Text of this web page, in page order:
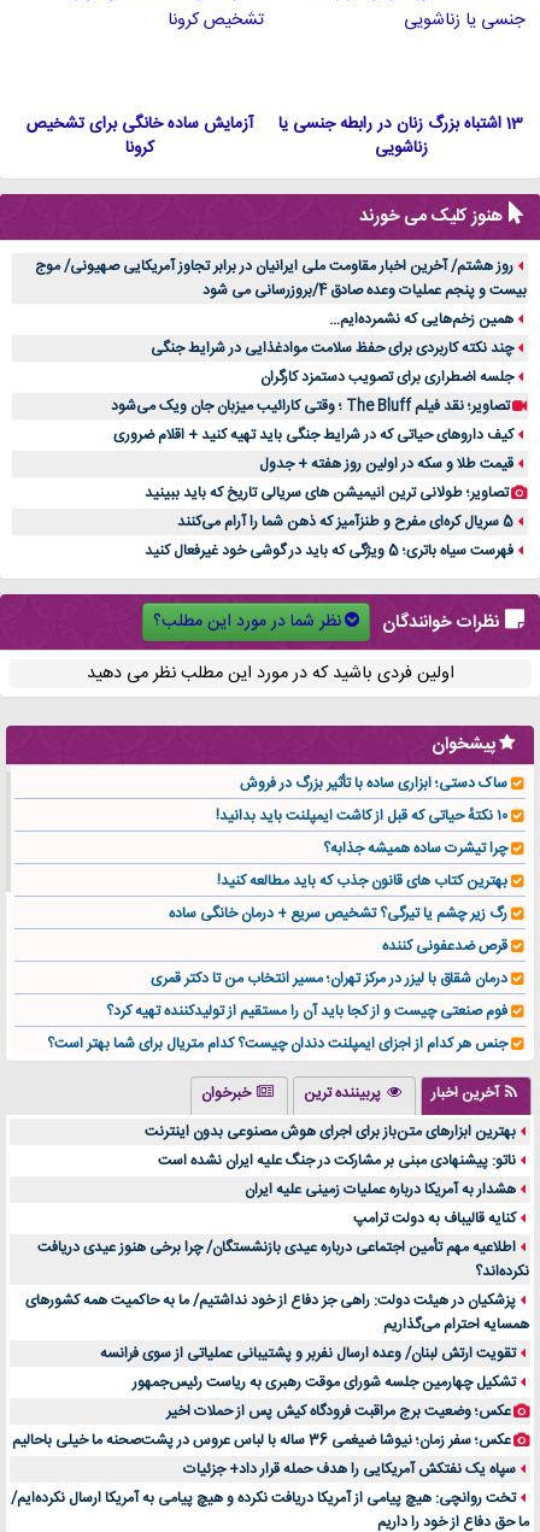
13 اشتباه بزرگ زنان در رابطه جنسی یا
زناشویی
آزمایش ساده خانگی برای تشخیص
کرونا
هنوز کلیک می خورند
روز هشتم/ آخرین اخبار مقاومت ملی ایرانیان در برابر تجاوز آمریکایی صهیونی/ موج
بیست و پنجم عملیات وعده صادق 4/بروزرسانی می شود
همین زخم‌هایی که نشمرده‌ایم...
چند نکته کاربردی برای حفظ سلامت موادغذایی در شرایط جنگی
جلسه اضطراری برای تصویب دستمزد کارگران
تصاویر؛ نقد فیلم The Bluff ؛ وقتی کارائیب میزبان جان ویک می‌شود
کیف داروهای حیاتی که در شرایط جنگی باید تهیه کنید + اقلام ضروری
قیمت طلا و سکه در اولین روز هفته + جدول
تصاویر؛ طولانی ترین انیمیشن های سریالی تاریخ که باید ببینید
5 سریال کره‌ای مفرح و طنزآمیز که ذهن شما را آرام می‌کنند
فهرست سیاه باتری؛ 5 ویژگی که باید در گوشی خود غیرفعال کنید
نظرات خوانندگان
نظر شما در مورد این مطلب؟
اولین فردی باشید که در مورد این مطلب نظر می دهید
پیشخوان
ساک دستی؛ ابزاری ساده با تأثیر بزرگ در فروش
۱۰ نکتهٔ حیاتی که قبل از کاشت ایمپلنت باید بدانید!
چرا تیشرت ساده همیشه جذابه؟
بهترین کتاب های قانون جذب که باید مطالعه کنید!
رگ زیر چشم یا تیرگی؟ تشخیص سریع + درمان خانگی ساده
قرص ضدعفونی کننده
درمان شقاق با لیزر در مرکز تهران؛ مسیر انتخاب من تا دکتر قمری
فوم صنعتی چیست و از کجا باید آن را مستقیم از تولیدکننده تهیه کرد؟
جنس هر کدام از اجزای ایمپلنت دندان چیست؟ کدام متریال برای شما بهتر است؟
تولید لیوان کاغذی یک کسب‌ و کار پر سود و رو‌ به‌ رشد در بازار ایران
درد زانو بعد از تمرین با تردمیل؟ شاید مشکل از این انتخاب باشد
آینده موسیقی هم‌اکنون در اینجاست
بهترین راه تبلیغات کلینیک زیبایی و افزایش مشتری کدام است؟
مقایسه قالب آسترا با وودمارت و فلت‌سام (فارسی)
خرید سمعک کارکرده یا دست دوم | نکات مهم قبل از تصمیم‌گیری
خرید و فروش قطعات سرور دست دوم در ماهان شبکه ایرانیان
اهمیت انتخاب بهترین وکیل در سعادت آباد برای پرونده‌های حساس و کلان
لیفتراک صفر؛ راهنمای جامع خرید، قیمت و فروش در ایران
راهنمای جامع بهترین کفش ورزشی برای دویدن و استفاده روزمره | بررسی ۱۲ مدل برتر
آخرین اخبار پربیننده ترین
خبرخوان
بهترین ابزارهای متن‌باز برای اجرای هوش مصنوعی بدون اینترنت
ناتو: پیشنهادی مبنی بر مشارکت در جنگ علیه ایران نشده است
هشدار به آمریکا درباره عملیات زمینی علیه ایران
کنایه قالیباف به دولت ترامپ
اطلاعیه مهم تأمین اجتماعی درباره عیدی بازنشستگان/ چرا برخی هنوز عیدی دریافت
نکرده‌اند؟
پزشکیان در هیئت دولت: راهی جز دفاع از خود نداشتیم/ ما به حاکمیت همه کشورهای
همسایه احترام می‌گذاریم
تقویت ارتش لبنان/ وعده ارسال نفربر و پشتیبانی عملیاتی از سوی فرانسه
تشکیل چهارمین جلسه شورای موقت رهبری به ریاست رئیس‌جمهور
عکس؛ وضعیت برج مراقبت فرودگاه کیش پس از حملات اخیر
عکس؛ سفر زمان؛ نیوشا ضیغمی 36 ساله با لباس عروس در پشت‌صحنه ما خیلی باحالیم
سپاه یک نفتکش آمریکایی را هدف حمله قرار داد+ جزئیات
تخت روانچی: هیچ پیامی از آمریکا دریافت نکرده و هیچ پیامی به آمریکا ارسال نکرده‌ایم/
ما حق دفاع از خود را داریم